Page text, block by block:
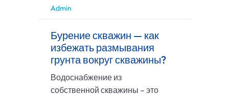
Admin
Бурение скважин — как
избежать размывания
грунта вокруг скважины?
Водоснабжение из
собственной скважины – это